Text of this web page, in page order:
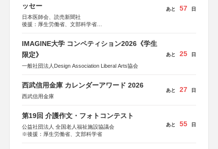
ッセー
日本医師会、読売新聞社
後援：厚生労働省、文部科学省
しん生命保険株式会社
あと 57 日
IMAGINE大学 コンペティション2026《学生
限定》
一般社団法人Design Association Liberal Arts協会
あと 25 日
西武信用金庫 カレンダーアワード 2026
西武信用金庫
あと 27 日
第19回 介護作文・フォトコンテスト
公益社団法人 全国老人福祉施設協議会
※後援：厚生労働省、文部科学省
あと 55 日